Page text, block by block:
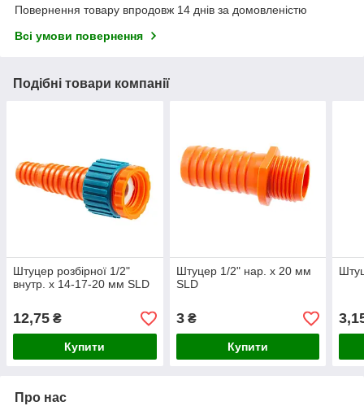
Повернення товару впродовж 14 днів за домовленістю
Всі умови повернення
Подібні товари компанії
Штуцер розбірної 1/2"
внутр. х 14-17-20 мм SLD
12,75 ₴
Купити
Штуцер 1/2" нар. x 20 мм
SLD
3₴
Купити
Про нас